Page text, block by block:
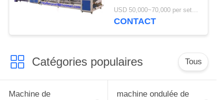
ordinateur de Strapper
de machine la pleine
USD 50,000~70,000 per set MOQ:1 ensemble
CONTACT
Catégories populaires Tous
Machine de
machine ondulée de